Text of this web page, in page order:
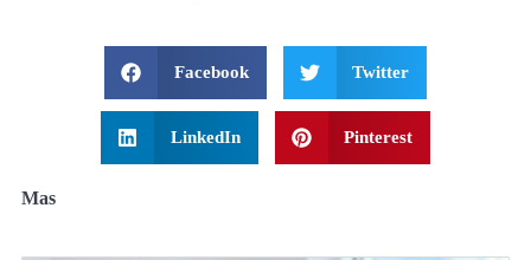
Facebook Twitter
LinkedIn Pinterest
Mas